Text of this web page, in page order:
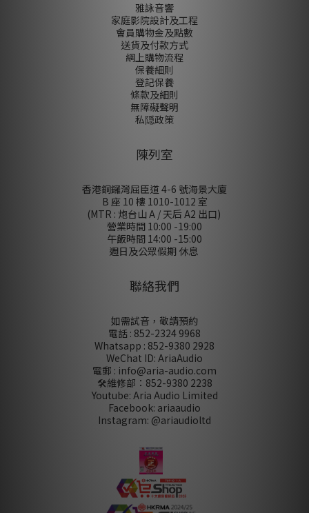
雅詠音響
家庭影院設計及工程
會員購物金及點數
送貨及付款方式
網上購物流程
保養細則
登記保養
條款及細則
無障礙聲明
私隠政策
陳列室
香港銅鑼灣屈臣道 4-6 號海景大廈
B 座 10 樓 1010-1012 室
(MTR : 炮台山 A / 天后 A2 出口)
營業時間 10:00 -19:00
午飯時間 14:00 -15:00
週日及公眾假期 休息
聯絡我們
如需試音，敬請預約
電話 : 852-2324 9968
Whatsapp : 852-9380 2928
WeChat ID: AriaAudio
電郵 : info@aria-audio.com
🛠️維修部： 852-9380 2238
Youtube: Aria Audio Limited
Facebook: ariaaudio
Instagram: @ariaudioltd